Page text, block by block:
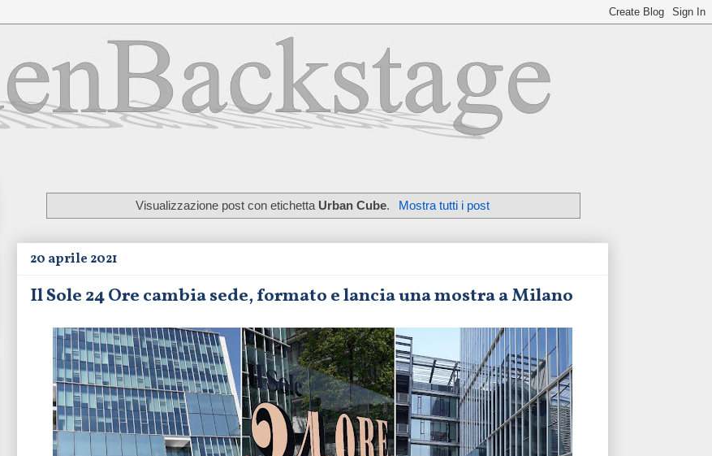
Visualizzazione post con etichetta Urban Cube. Mostra tutti i post
20 aprile 2021
Il Sole 24 Ore cambia sede, formato e lancia una mostra a Milano